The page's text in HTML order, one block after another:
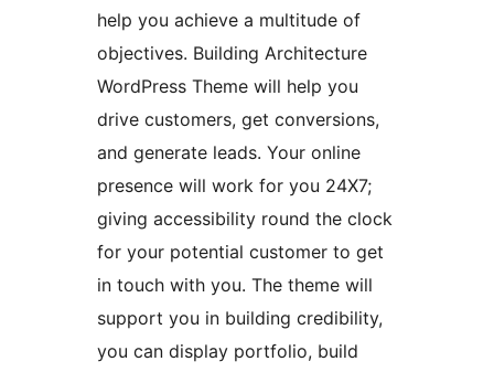
help you achieve a multitude of
objectives. Building Architecture
WordPress Theme will help you
drive customers, get conversions,
and generate leads. Your online
presence will work for you 24X7;
giving accessibility round the clock
for your potential customer to get
in touch with you. The theme will
support you in building credibility,
you can display portfolio, build